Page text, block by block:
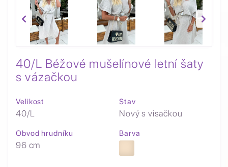
40/L Béžové mušelínové letní šaty
s vázačkou
Velikost
40/L
Stav
Nový s visačkou
Obvod hrudníku
96 cm
Barva